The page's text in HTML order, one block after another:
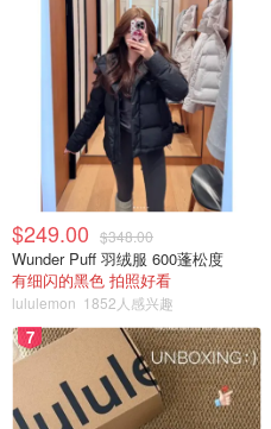
$249.00 $348.00
Wunder Puff 羽绒服 600蓬松度
有细闪的黑色 拍照好看
lululemon 1852人感兴趣
7